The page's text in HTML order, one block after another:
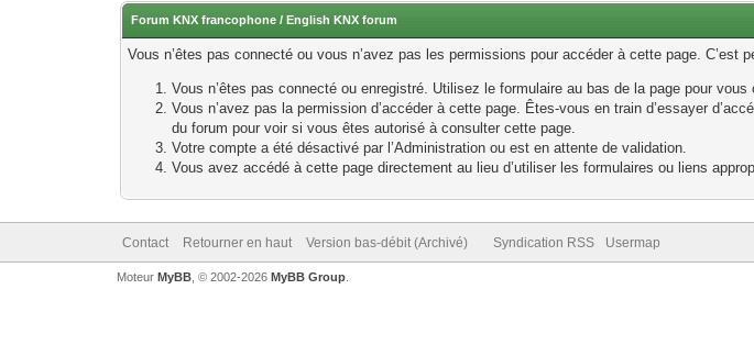
Forum KNX francophone / English KNX forum
Vous n’êtes pas connecté ou vous n’avez pas les permissions pour accéder à cette page. C’est
Vous n’êtes pas connecté ou enregistré. Utilisez le formulaire au bas de la page pour
Vous n’avez pas la permission d’accéder à cette page. Êtes-vous en train d’essayer
du forum pour voir si vous êtes autorisé à consulter cette page.
Votre compte a été désactivé par l’Administration ou est en attente de validation.
Vous avez accédé à cette page directement au lieu d’utiliser les formulaires ou liens
Contact Retourner en haut Version bas-débit (Archivé) Syndication RSS Usermap
Moteur MyBB, © 2002-2026 MyBB Group.